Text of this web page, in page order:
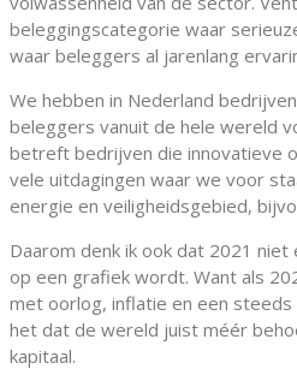
beleggingscategorie waar
waar beleggers al jarenlang
We hebben in Nederland
beleggers vanuit de hele wereld
betreft bedrijven die innovatieve
vele uitdagingen waar we voor
energie en veiligheidsgebied,
Daarom denk ik ook dat 2021
op een grafiek wordt. Want als
met oorlog, inflatie en een steeds
het dat de wereld juist méér
kapitaal.